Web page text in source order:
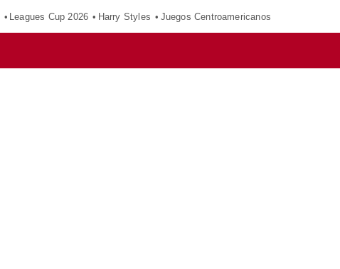
Leagues Cup 2026 Harry Styles Juegos Centroamericanos